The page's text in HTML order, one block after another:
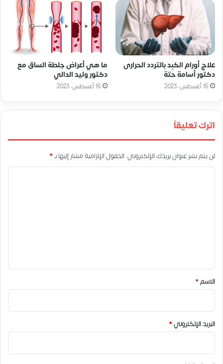
علاج أورام الكبد بالتردد الحرارى
دكتور أسامة حتة
16 أغسطس، 2023
ما هي أعراض جلطة الساق مع
دكتور وليد الدالي
16 أغسطس، 2023
اترك تعليقاً
لن يتم نشر عنوان بريدك الإلكتروني. الحقول الإلزامية مشار إليها بـ*
*
الاسم*
البريد الإلكتروني*